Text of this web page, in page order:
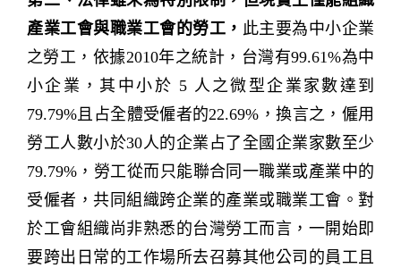
產業工會與職業工會的勞工， 此主要為中小企業
之勞工，依據2010年之統計，台灣有99.61%為中
小企業，其中小於 5 人之微型企業家數達到
79.79%且占全體受僱者的22.69%，換言之，僱用
勞工人數小於30人的企業占了全國企業家數至少
79.79%，勞工從而只能聯合同一職業或產業中的
受僱者，共同組織跨企業的產業或職業工會。對
於工會組織尚非熟悉的台灣勞工而言，一開始即
要跨出日常的工作場所去召募其他公司的員工且